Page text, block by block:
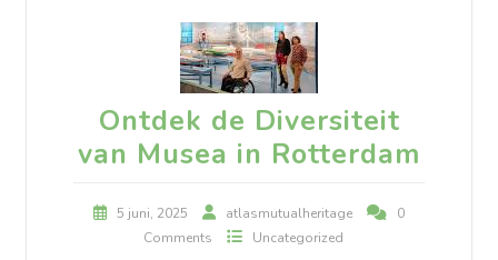
Ontdek de Diversiteit
van Musea in Rotterdam
5 juni, 2025 atlasmutualheritage
0
Comments
Uncategorized